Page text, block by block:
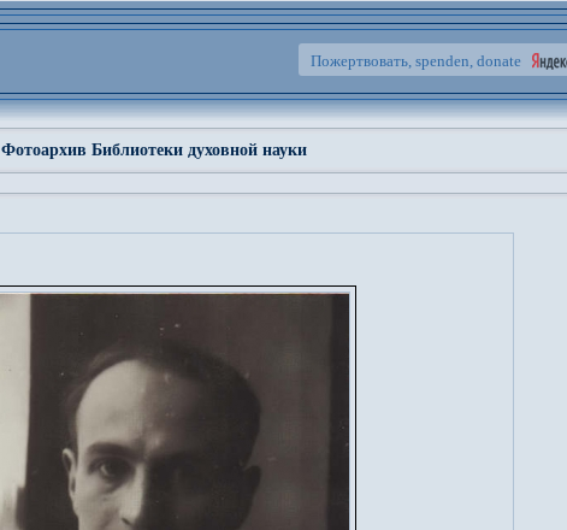
Пожертвовать, spenden, donate
Фотоархив Библиотеки духовной науки